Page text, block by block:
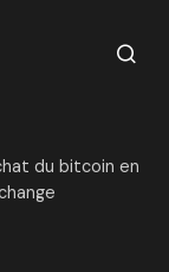
du bitcoin en